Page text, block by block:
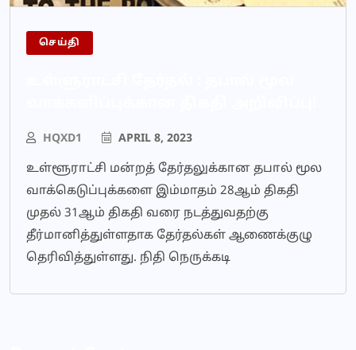
செய்தி
HQXD1 APRIL 8, 2023
உள்ளூராட்சி மன்றத் தேர்தலுக்கான தபால் மூல
வாக்கெடுப்புக்களை இம்மாதம் 28ஆம் திகதி
முதல் 31ஆம் திகதி வரை நடத்துவதற்கு
தீர்மானித்துள்ளதாக தேர்தல்கள் ஆணைக்குழு
தெரிவித்துள்ளது. நிதி நெருக்கடி